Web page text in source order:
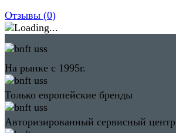
Отзывы (0)
На рынке с 1995г.
Только европейские бренды
Авторизированный сервисный центр